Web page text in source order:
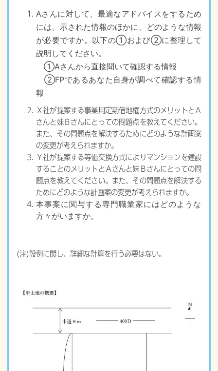
Aさんに対して、最適なアドバイスをするため
には、示された情報のほかに、どのような情報
が必要ですか。以下の①および②に整理して
説明してください。
①Aさんから直接聞いて確認する情報
②FPであるあなた自身が調べて確認する情
報
Ｘ社が提案する事業用定期借地権方式のメリットとＡ
さんと妹Ｂさんにとっての問題点を教えてください。
また、その問題点を解決するためにどのような計画案
の変更が考えられますか。
Ｙ社が提案する等価交換方式によりマンションを建設
することのメリットとＡさんと妹Ｂさんにとっての問
題点を教えてください。また、その問題点を解決する
ためにどのような計画案の変更が考えられますか。
本事案に関与する専門職業家にはどのような
方々がいますか。
(注)設例に関し、詳細な計算を行う必要はない。